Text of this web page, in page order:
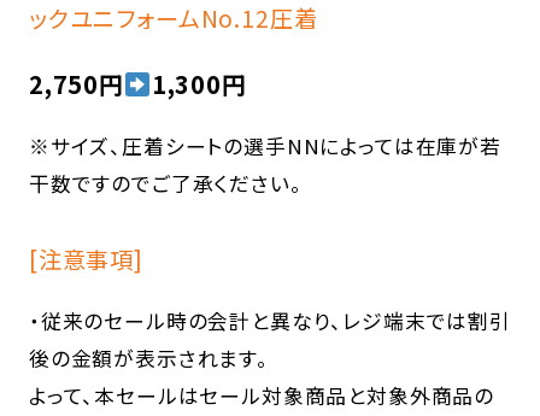
ックユニフォームNo.12圧着
2,750円 1,300円
※サイズ、圧着シートの選手NNによっては在庫が若
干数ですのでご了承ください。
[注意事項]
・従来のセール時の会計と異なり、レジ端末では割引
後の金額が表示されます。
よって、本セールはセール対象商品と対象外商品の